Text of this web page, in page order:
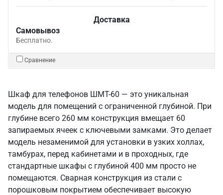
Доставка
Самовывоз
Бесплатно.
Сравнение
Шкаф для телефонов ШМТ-60 — это уникальная
модель для помещений с ограниченной глубиной. При
глубине всего 260 мм конструкция вмещает 60
запираемых ячеек с ключевыми замками. Это делает
модель незаменимой для установки в узких холлах,
тамбурах, перед кабинетами и в проходных, где
стандартные шкафы с глубиной 400 мм просто не
помещаются. Сварная конструкция из стали с
порошковым покрытием обеспечивает высокую